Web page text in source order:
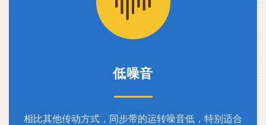
低噪音
相比其他传动方式，同步带的运转噪音低，特别适合